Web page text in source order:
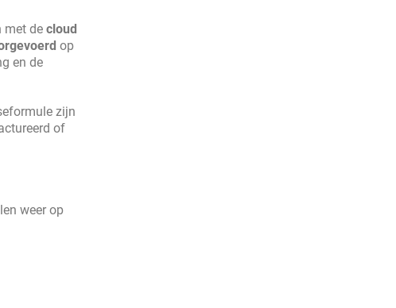
met de cloud
op
en de
zijn
of
weer op